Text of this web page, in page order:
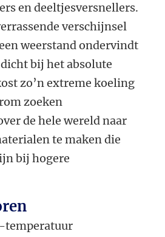
en deeltjesversnellers.
verschijnsel
weerstand ondervindt
bij het absolute
zo’n extreme koeling
zoeken
de hele wereld naar
te maken die
bij hogere
temperatuur